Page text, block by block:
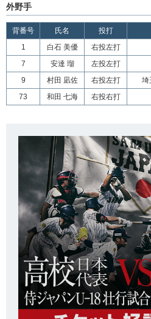
外野手
背番号 氏名 投打
1
白石 美優 右投左打
7
安達 瑠 左投左打
9
村田 凪佐 右投左打
埼
73
和田 七海 右投右打